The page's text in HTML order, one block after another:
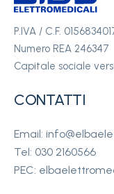
P.IVA / C.F.
Numero REA 246347
Capitale sociale
CONTATTI
Email:
Tel: 030 2160566
PEC: